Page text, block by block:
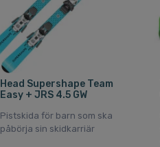
Head Supershape Team
Easy + JRS 4.5 GW
Pistskida för barn som ska
påbörja sin skidkarriär